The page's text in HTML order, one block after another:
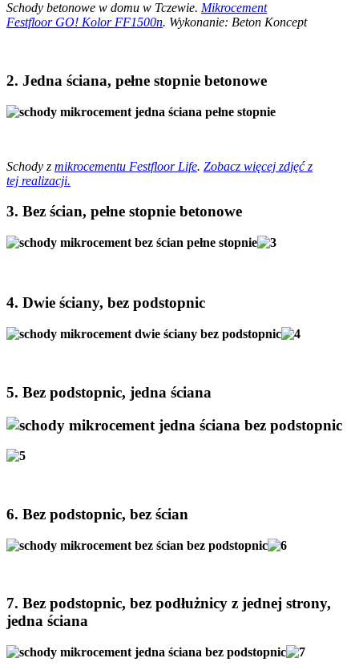
Schody betonowe w domu w Tczewie. Mikrocement
Festfloor GO! Kolor FF1500n. Wykonanie: Beton Koncept
2. Jedna ściana, pełne stopnie betonowe
Schody z mikrocementu Festfloor Life. Zobacz więcej zdjęć z
tej realizacji.
3. Bez ścian, pełne stopnie betonowe
4. Dwie ściany, bez podstopnic
5. Bez podstopnic, jedna ściana
6. Bez podstopnic, bez ścian
7. Bez podstopnic, bez podłużnicy z jednej strony,
jedna ściana